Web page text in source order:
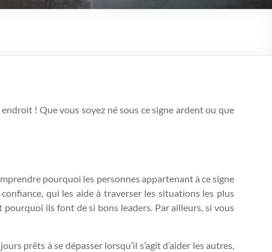
! Que vous soyez né sous ce signe ardent ou que
pourquoi les personnes appartenant à ce signe
qui les aide à traverser les situations les plus
ils font de si bons leaders. Par ailleurs, si vous
prêts à se dépasser lorsqu’il s’agit d’aider les autres,